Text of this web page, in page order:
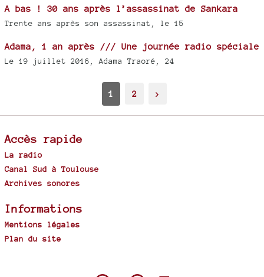
A bas ! 30 ans après l’assassinat de Sankara
Trente ans après son assassinat, le 15
Adama, 1 an après /// Une journée radio spéciale
Le 19 juillet 2016, Adama Traoré, 24
1 2 >
Accès rapide
La radio
Canal Sud à Toulouse
Archives sonores
Informations
Mentions légales
Plan du site